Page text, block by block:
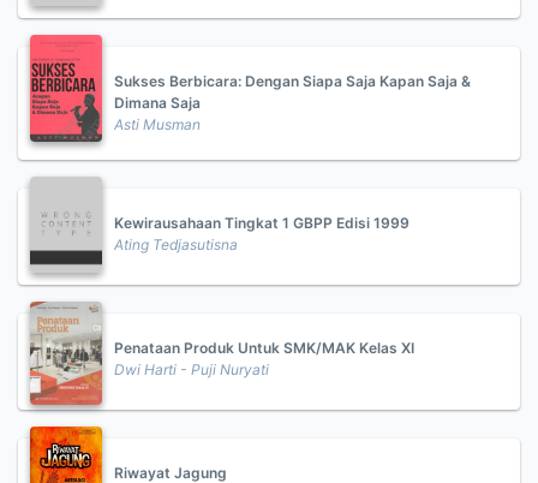
Sukses Berbicara: Dengan Siapa Saja Kapan Saja &
Dimana Saja
Asti Musman
Kewirausahaan Tingkat 1 GBPP Edisi 1999
Ating Tedjasutisna
Penataan Produk Untuk SMK/MAK Kelas XI
Dwi Harti - Puji Nuryati
Riwayat Jagung